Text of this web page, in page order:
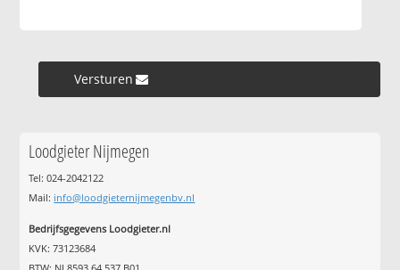
Versturen »
Loodgieter Nijmegen
Tel: 024-2042122
Mail: info@loodgieternijmegenbv.nl
Bedrijfsgegevens Loodgieter.nl
KVK: 73123684